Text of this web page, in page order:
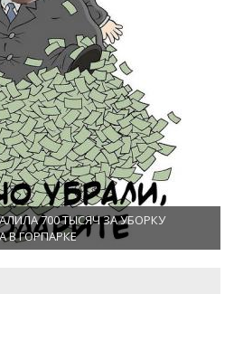
700 ТЫСЯЧ ЗА УБОРКУ
В ГОРПАРКЕ